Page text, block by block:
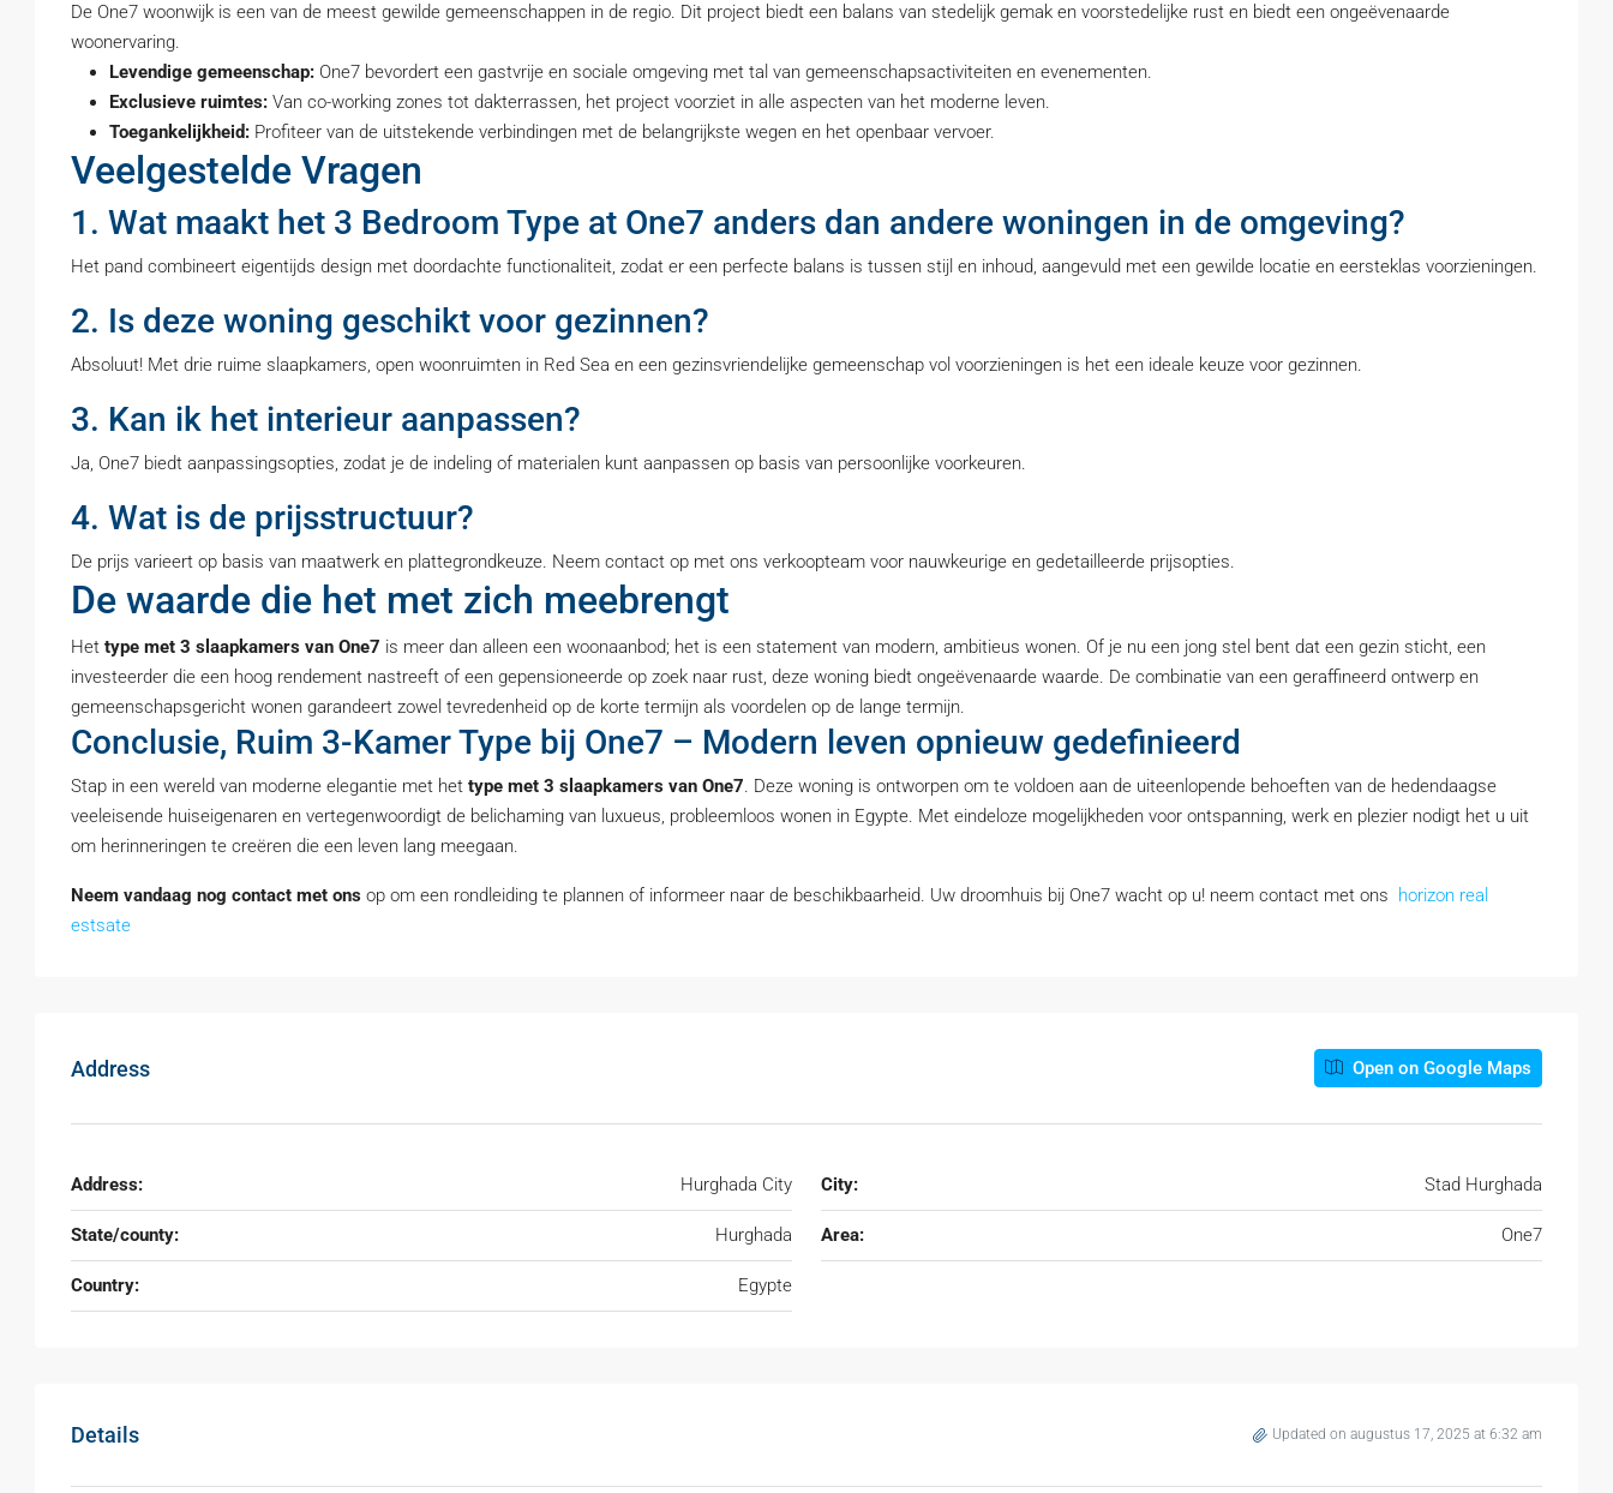
De One7 woonwijk is een van de meest gewilde gemeenschappen in de regio. Dit project biedt een balans van stedelijk gemak en voorstedelijke rust en biedt een ongeëvenaarde
woonervaring.
Levendige gemeenschap: One7 bevordert een gastvrije en sociale omgeving met tal van gemeenschapsactiviteiten en evenementen.
Exclusieve ruimtes: Van co-working zones tot dakterrassen, het project voorziet in alle aspecten van het moderne leven.
Toegankelijkheid: Profiteer van de uitstekende verbindingen met de belangrijkste wegen en het openbaar vervoer.
Veelgestelde Vragen
1. Wat maakt het 3 Bedroom Type at One7 anders dan andere woningen in de omgeving?
Het pand combineert eigentijds design met doordachte functionaliteit, zodat er een perfecte balans is tussen stijl en inhoud, aangevuld met een gewilde locatie en eersteklas voorzieningen.
2. Is deze woning geschikt voor gezinnen?
Absoluut! Met drie ruime slaapkamers, open woonruimten in Red Sea en een gezinsvriendelijke gemeenschap vol voorzieningen is het een ideale keuze voor gezinnen.
3. Kan ik het interieur aanpassen?
Ja, One7 biedt aanpassingsopties, zodat je de indeling of materialen kunt aanpassen op basis van persoonlijke voorkeuren.
4. Wat is de prijsstructuur?
De prijs varieert op basis van maatwerk en plattegrondkeuze. Neem contact op met ons verkoopteam voor nauwkeurige en gedetailleerde prijsopties.
De waarde die het met zich meebrengt
Het type met 3 slaapkamers van One7 is meer dan alleen een woonaanbod; het is een statement van modern, ambitieus wonen. Of je nu een jong stel bent dat een gezin sticht, een
investeerder die een hoog rendement nastreeft of een gepensioneerde op zoek naar rust, deze woning biedt ongeëvenaarde waarde. De combinatie van een geraffineerd ontwerp en
gemeenschapsgericht wonen garandeert zowel tevredenheid op de korte termijn als voordelen op de lange termijn.
Conclusie, Ruim 3-Kamer Type bij One7 – Modern leven opnieuw gedefinieerd
Stap in een wereld van moderne elegantie met het type met 3 slaapkamers van One7. Deze woning is ontworpen om te voldoen aan de uiteenlopende behoeften van de hedendaagse
veeleisende huiseigenaren en vertegenwoordigt de belichaming van luxueus, probleemloos wonen in Egypte. Met eindeloze mogelijkheden voor ontspanning, werk en plezier nodigt het u uit
om herinneringen te creëren die een leven lang meegaan.
Neem vandaag nog contact met ons op om een rondleiding te plannen of informeer naar de beschikbaarheid. Uw droomhuis bij One7 wacht op u! neem contact met ons horizon real
estsate
Address Open on Google Maps
Address: Hurghada City City: Stad Hurghada
State/county: Hurghada Area: One7
Country: Egypte
Details Updated on augustus 17, 2025 at 6:32 am